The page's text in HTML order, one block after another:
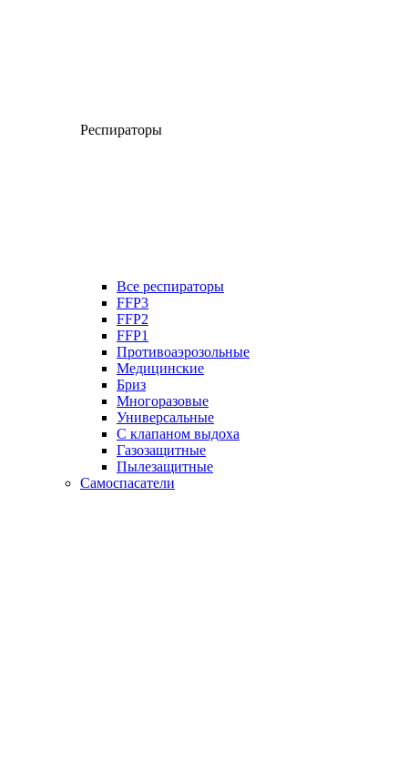
Респираторы
Все респираторы
FFP3
FFP2
FFP1
Противоаэрозольные
Медицинские
Бриз
Многоразовые
Универсальные
С клапаном выдоха
Газозащитные
Пылезащитные
Самоспасатели